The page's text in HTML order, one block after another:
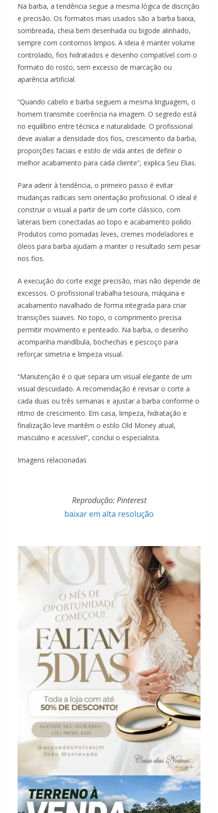
Na barba, a tendência segue a mesma lógica de discrição
e precisão. Os formatos mais usados são a barba baixa,
sombreada, cheia bem desenhada ou bigode alinhado,
sempre com contornos limpos. A ideia é manter volume
controlado, fios hidratados e desenho compatível com o
formato do rosto, sem excesso de marcação ou
aparência artificial.
“Quando cabelo e barba seguem a mesma linguagem, o
homem transmite coerência na imagem. O segredo está
no equilíbrio entre técnica e naturalidade. O profissional
deve avaliar a densidade dos fios, crescimento da barba,
proporções faciais e estilo de vida antes de definir o
melhor acabamento para cada cliente”, explica Seu Elias.
Para aderir à tendência, o primeiro passo é evitar
mudanças radicais sem orientação profissional. O ideal é
construir o visual a partir de um corte clássico, com
laterais bem conectadas ao topo e acabamento polido.
Produtos como pomadas leves, cremes modeladores e
óleos para barba ajudam a manter o resultado sem pesar
nos fios.
A execução do corte exige precisão, mas não depende de
excessos. O profissional trabalha tesoura, máquina e
acabamento navalhado de forma integrada para criar
transições suaves. No topo, o comprimento precisa
permitir movimento e penteado. Na barba, o desenho
acompanha mandíbula, bochechas e pescoço para
reforçar simetria e limpeza visual.
“Manutenção é o que separa um visual elegante de um
visual descuidado. A recomendação é revisar o corte a
cada duas ou três semanas e ajustar a barba conforme o
ritmo de crescimento. Em casa, limpeza, hidratação e
finalização leve mantêm o estilo Old Money atual,
masculino e acessível”, conclui o especialista.
Imagens relacionadas
Reprodução: Pinterest
baixar em alta resolução